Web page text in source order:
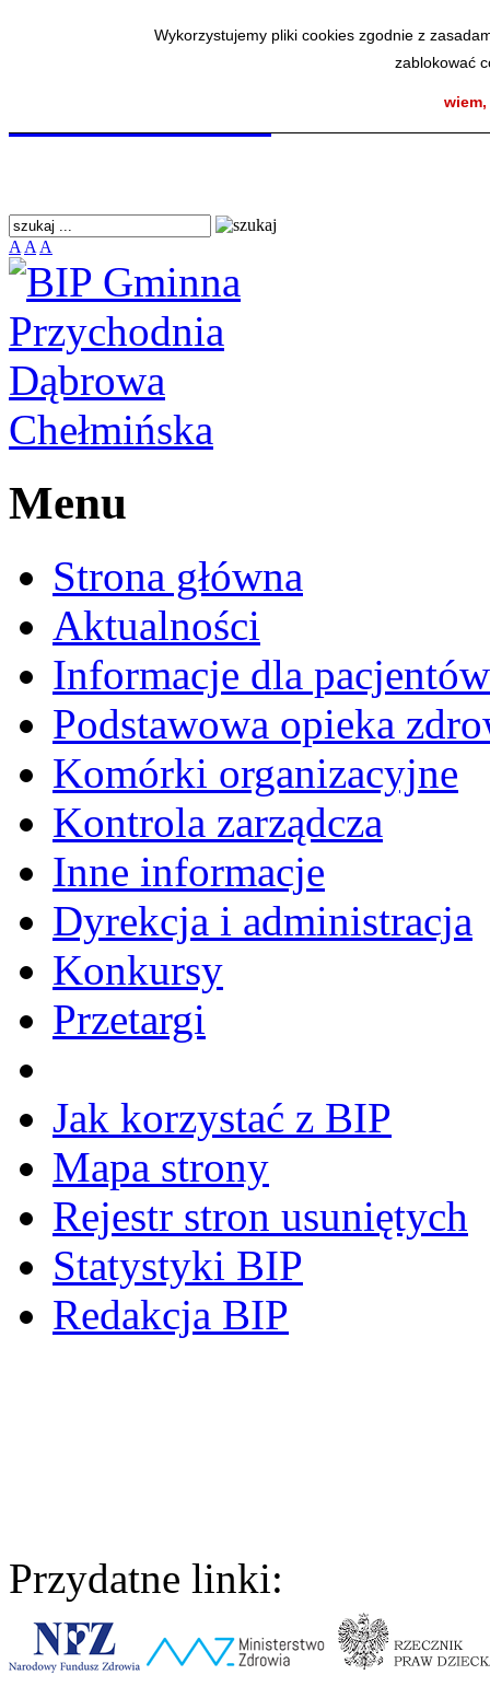
Wykorzystujemy pliki cookies zgodnie z
zablokować
BIP Gminna
A A A
Menu
Strona główna
Aktualności
Informacje dla pacjentów
Podstawowa opieka
Komórki organizacyjne
Kontrola zarządcza
Inne informacje
Dyrekcja i administracja
Konkursy
Przetargi
Jak korzystać z BIP
Mapa strony
Rejestr stron usuniętych
Statystyki BIP
Redakcja BIP
Przydatne linki: